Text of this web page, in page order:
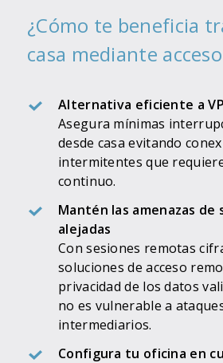
¿Cómo te beneficia
casa mediante
Alternativa eficiente a
Asegura mínimas
desde casa evitando
intermitentes que
continuo.
Mantén las amenazas de
alejadas
Con sesiones remotas
soluciones de acceso
privacidad de los datos
no es vulnerable a
intermediarios.
Configura tu oficina en